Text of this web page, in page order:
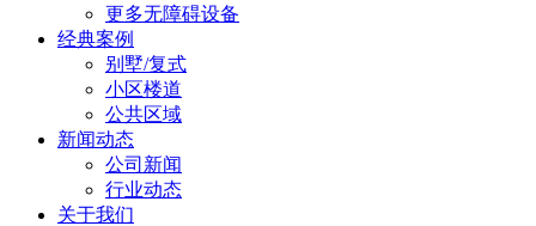
更多无障碍设备
经典案例
别墅/复式
小区楼道
公共区域
新闻动态
公司新闻
行业动态
关于我们